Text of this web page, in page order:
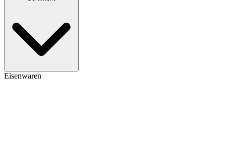
Eisenwaren